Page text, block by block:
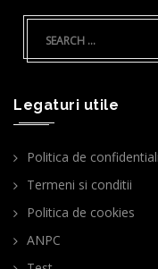
Legaturi utile
Politica de
Termeni si conditii
Politica de cookies
ANPC